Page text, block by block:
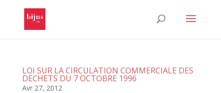
LOI SUR LA CIRCULATION COMMERCIALE DES
DECHETS DU 7 OCTOBRE 1996
Avr 27, 2012